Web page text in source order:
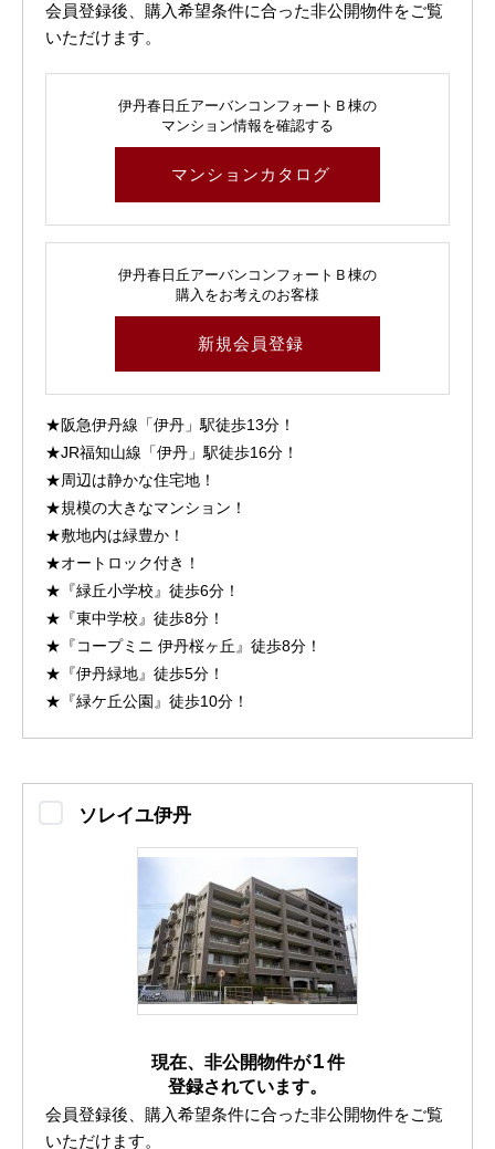
会員登録後、購入希望条件に合った非公開物件をご覧
いただけます。
伊丹春日丘アーバンコンフォートＢ棟の
マンション情報を確認する
マンションカタログ
伊丹春日丘アーバンコンフォートＢ棟の
購入をお考えのお客様
新規会員登録
★阪急伊丹線「伊丹」駅徒歩13分！
★JR福知山線「伊丹」駅徒歩16分！
★周辺は静かな住宅地！
★規模の大きなマンション！
★敷地内は緑豊か！
★オートロック付き！
★『緑丘小学校』徒歩6分！
★『東中学校』徒歩8分！
★『コープミニ 伊丹桜ヶ丘』徒歩8分！
★『伊丹緑地』徒歩5分！
★『緑ケ丘公園』徒歩10分！
ソレイユ伊丹
現在、非公開物件が1件
登録されています。
会員登録後、購入希望条件に合った非公開物件をご覧
いただけます。